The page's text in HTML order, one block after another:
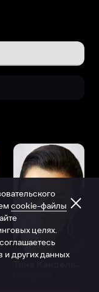
cookie-файлы
целях.
и других данных